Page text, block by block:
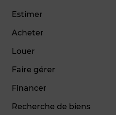
Estimer
Acheter
Louer
Faire gérer
Financer
Recherche de biens